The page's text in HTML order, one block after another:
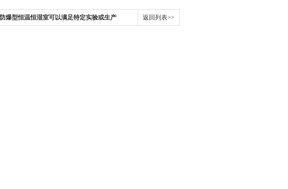
防爆型恒温恒湿室可以满足特定实验或生产 返回列表>>